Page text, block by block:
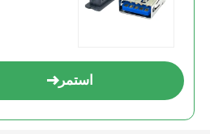
استمر